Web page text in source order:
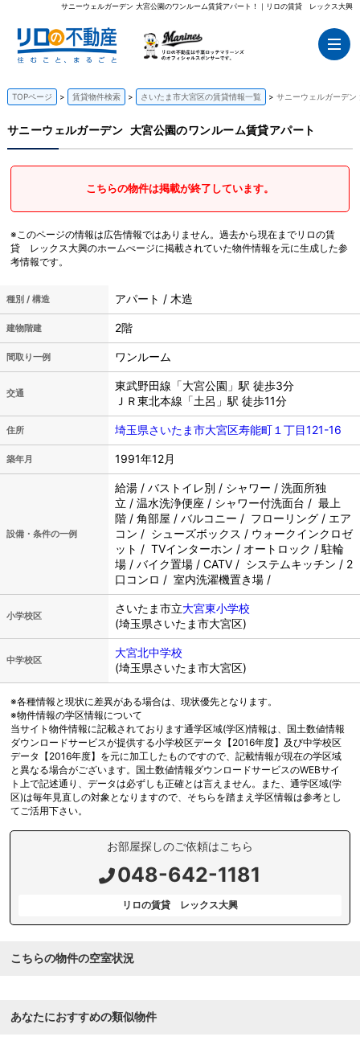
サニーウェルガーデン 大宮公園のワンルーム賃貸アパート！｜リロの賃貸 レックス大興
TOPページ 賃貸物件検索 さいたま市大宮区の賃貸情報一覧 サニーウェルガーデン
サニーウェルガーデン 大宮公園のワンルーム賃貸アパート
こちらの物件は掲載が終了しています。
※このページの情報は広告情報ではありません。過去から現在までリロの賃
貸 レックス大興のホームぺージに掲載されていた物件情報を元に生成した参
考情報です。
種別 / 構造 アパート / 木造
建物階建 2階
間取り一例 ワンルーム
交通
東武野田線「大宮公園」駅 徒歩3分
ＪＲ東北本線「土呂」駅 徒歩11分
住所 埼玉県さいたま市大宮区寿能町１丁目121-16
築年月 1991年12月
設備・条件の一例
給湯 / バストイレ別 / シャワー / 洗面所独
立 / 温水洗浄便座 / シャワー付洗面台 / 最上
階 / 角部屋 / バルコニー / フローリング / エア
コン / シューズボックス / ウォークインクロゼ
ット / TVインターホン / オートロック / 駐輪
場 / バイク置場 / CATV / システムキッチン / 2
口コンロ / 室内洗濯機置き場 /
小学校区
さいたま市立大宮東小学校
(埼玉県さいたま市大宮区)
中学校区
大宮北中学校
(埼玉県さいたま市大宮区)
※各種情報と現状に差異がある場合は、現状優先となります。
※物件情報の学区情報について
当サイト物件情報に記載されております通学区域(学区)情報は、国土数値情報
ダウンロードサービスが提供する小学校区データ【2016年度】及び中学校区
データ【2016年度】を元に加工したものですので、記載情報が現在の学区域
と異なる場合がございます。国土数値情報ダウンロードサービスのWEBサイ
ト上で記述通り、データは必ずしも正確とは言えません。また、通学区域(学
区)は毎年見直しの対象となりますので、そちらを踏まえ学区情報は参考とし
てご活用下さい。
お部屋探しのご依頼はこちら
048-642-1181
リロの賃貸 レックス大興
こちらの物件の空室状況
あなたにおすすめの類似物件